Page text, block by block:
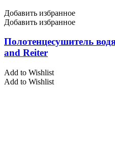
Добавить избранное
Добавить избранное
Полотенцесушитель
and Reiter
Add to Wishlist
Add to Wishlist